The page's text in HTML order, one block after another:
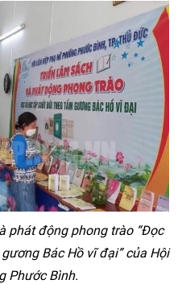
phát động phong trào “Đọc
Bác Hồ vĩ đại” của Hội
Phước Bình.